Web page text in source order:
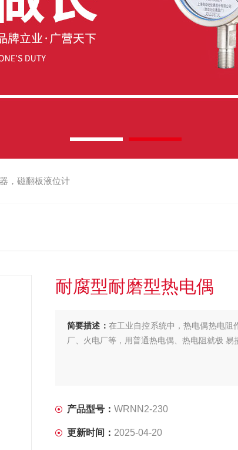
，磁翻板液位计
耐腐型耐磨型热电偶
简要描述： 在工业自控系统中，热电偶热电阻
厂、火电厂等，用普通热电偶、热电阻就极 易
产品型号： WRNN2-230
更新时间： 2025-04-20